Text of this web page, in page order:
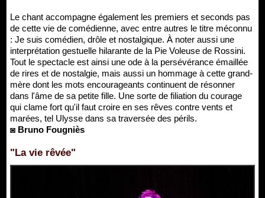
Le chant accompagne également les premiers et seconds pas
de cette vie de comédienne, avec entre autres le titre méconnu
: Je suis comédien, drôle et nostalgique. À noter aussi une
interprétation gestuelle hilarante de la Pie Voleuse de Rossini.
Tout le spectacle est ainsi une ode à la persévérance émaillée
de rires et de nostalgie, mais aussi un hommage à cette grand-
mère dont les mots encourageants continuent de résonner
dans l'âme de sa petite fille. Une sorte de filiation du courage
qui clame fort qu'il faut croire en ses rêves contre vents et
marées, tel Ulysse dans sa traversée des périls.
◙ Bruno Fougniès
"La vie rêvée"